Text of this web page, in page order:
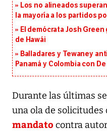
Los no alineados
la mayoría a los partidos
El demócrata Josh
de Hawái
Balladares y Tewaney
Panamá y Colombia con
Durante las últimas
una ola de solicitudes
mandato contra